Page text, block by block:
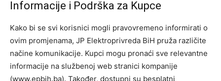
Informacije i Podrška za Kupce
Kako bi se svi korisnici mogli pravovremeno informirati o
ovim promjenama, JP Elektroprivreda BiH pruža različite
načine komunikacije. Kupci mogu pronaći sve relevantne
informacije na službenoj web stranici kompanije
(www.epbih.ba). Također, dostupni su besplatni